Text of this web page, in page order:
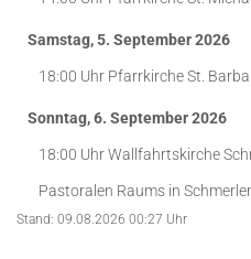
Samstag, 5. September 2026
18:00 Uhr Pfarrkirche St.
Sonntag, 6. September 2026
18:00 UhrWallfahrtskirche
Pastoralen Raums in
Stand: 09.08.2026 00:27 Uhr